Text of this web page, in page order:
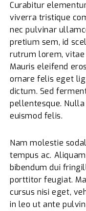
Curabitur
viverra tristique
nec pulvinar
pretium sem, id
rutrum lorem,
Mauris eleifend
ornare felis eget
dictum. Sed
pellentesque.
euismod felis.
Nam molestie
tempus ac.
bibendum dui
porttitor feugiat.
cursus nisi eget,
in leo ut ante